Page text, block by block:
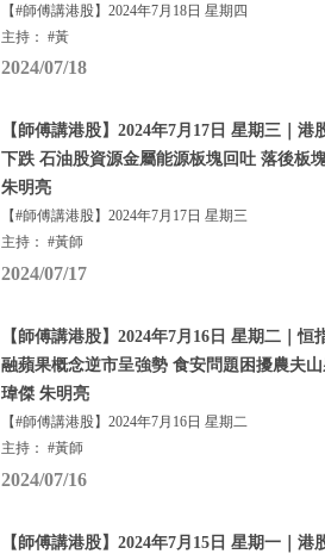
【#師傅講港股】2024年7月18日 星期四
主持： #黃
2024/07/18
【師傅講港股】2024年7月17日 星期三｜
下跌 石油股資源金屬能源板塊回吐 落後板
朱明亮
【#師傅講港股】2024年7月17日 星期三
主持： #黃師
2024/07/17
【師傅講港股】2024年7月16日 星期二｜
融蘋果概念逆市呈強勢 食安問題困擾農夫
瑋傑 朱明亮
【#師傅講港股】2024年7月16日 星期二
主持： #黃師
2024/07/16
【師傅講港股】2024年7月15日 星期一｜